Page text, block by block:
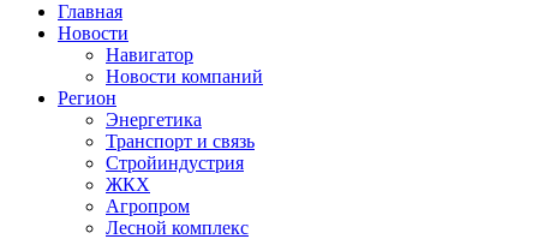
Главная
Новости
Навигатор
Новости компаний
Регион
Энергетика
Транспорт и связь
Стройиндустрия
ЖКХ
Агропром
Лесной комплекс